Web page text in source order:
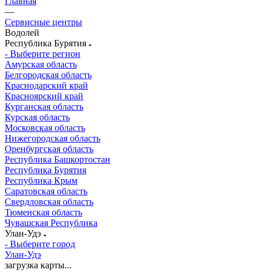
—
Сервисные центры
Водолей
Республика Бурятия
- Выберите регион
Амурская область
Белгородская область
Краснодарский край
Красноярский край
Курганская область
Курская область
Московская область
Нижегородская область
Оренбургская область
Республика Башкортостан
Республика Бурятия
Республика Крым
Саратовская область
Свердловская область
Тюменская область
Чувашская Республика
Улан-Удэ
- Выберите город
Улан-Удэ
загрузка карты...